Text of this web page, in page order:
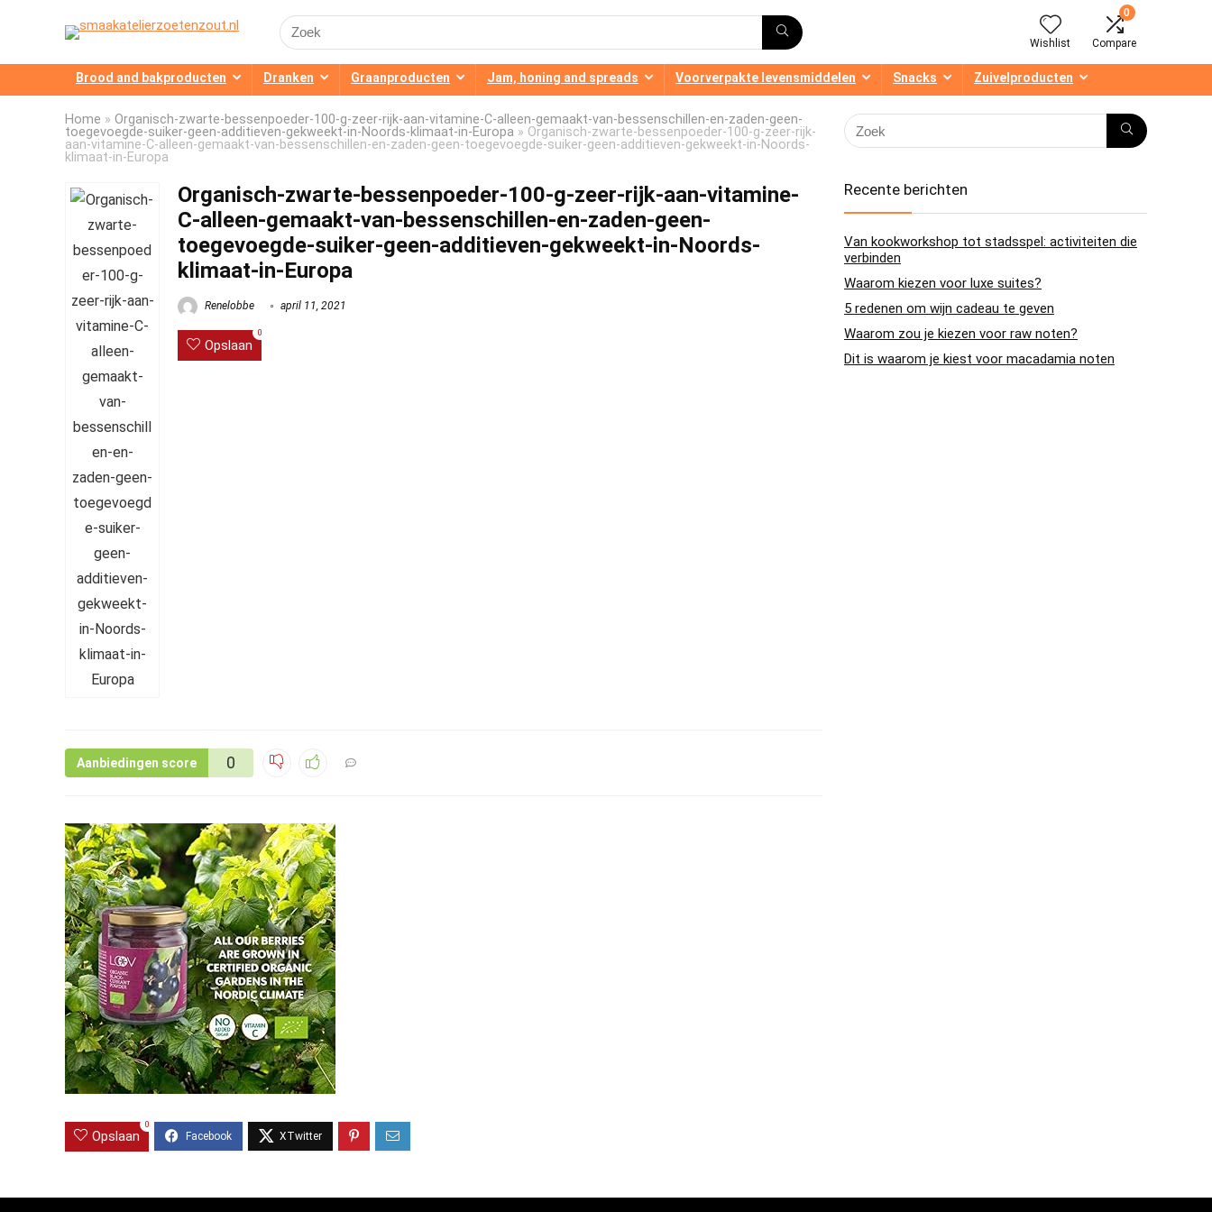
Search
for:
Wishlist
0
Compare
Brood and bakproducten Dranken Graanproducten Jam, honing and spreads Voorverpakte levensmiddelen Snacks Zuivelproducten
Home » Organisch-zwarte-bessenpoeder-100-g-zeer-rijk-aan-vitamine-C-alleen-gemaakt-van-bessenschillen-en-zaden-geen-
toegevoegde-suiker-geen-additieven-gekweekt-in-Noords-klimaat-in-Europa » Organisch-zwarte-bessenpoeder-100-g-zeer-rijk-
aan-vitamine-C-alleen-gemaakt-van-bessenschillen-en-zaden-geen-toegevoegde-suiker-geen-additieven-gekweekt-in-Noords-
klimaat-in-Europa
Organisch-zwarte-bessenpoeder-100-g-zeer-rijk-aan-vitamine-
C-alleen-gemaakt-van-bessenschillen-en-zaden-geen-
toegevoegde-suiker-geen-additieven-gekweekt-in-Noords-
klimaat-in-Europa
Renelobbe april 11, 2021
Opslaan
0
Aanbiedingen score 0
Opslaan
0
Recente berichten
Van kookworkshop tot stadsspel: activiteiten die
verbinden
Waarom kiezen voor luxe suites?
5 redenen om wijn cadeau te geven
Waarom zou je kiezen voor raw noten?
Dit is waarom je kiest voor macadamia noten